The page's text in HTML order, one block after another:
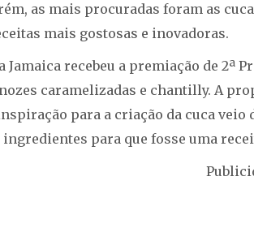
as mais procuradas foram as
mais gostosas e inovadoras.
recebeu a premiação de 2ª
caramelizadas e chantilly. A
para a criação da cuca veio
para que fosse uma